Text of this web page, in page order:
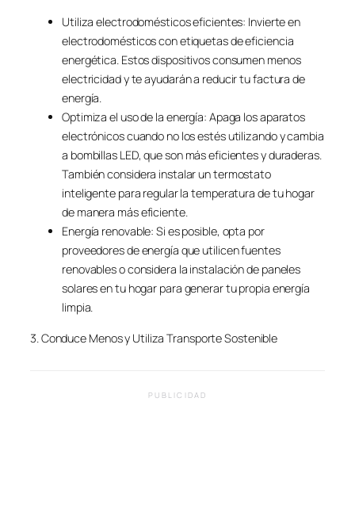
Utiliza electrodomésticos eficientes: Invierte en
electrodomésticos con etiquetas de eficiencia
energética. Estos dispositivos consumen menos
electricidad y te ayudarán a reducir tu factura de
energía.
Optimiza el uso de la energía: Apaga los aparatos
electrónicos cuando no los estés utilizando y cambia
a bombillas LED, que son más eficientes y duraderas.
También considera instalar un termostato
inteligente para regular la temperatura de tu hogar
de manera más eficiente.
Energía renovable: Si es posible, opta por
proveedores de energía que utilicen fuentes
renovables o considera la instalación de paneles
solares en tu hogar para generar tu propia energía
limpia.
3. Conduce Menos y Utiliza Transporte Sostenible
PUBLICIDAD